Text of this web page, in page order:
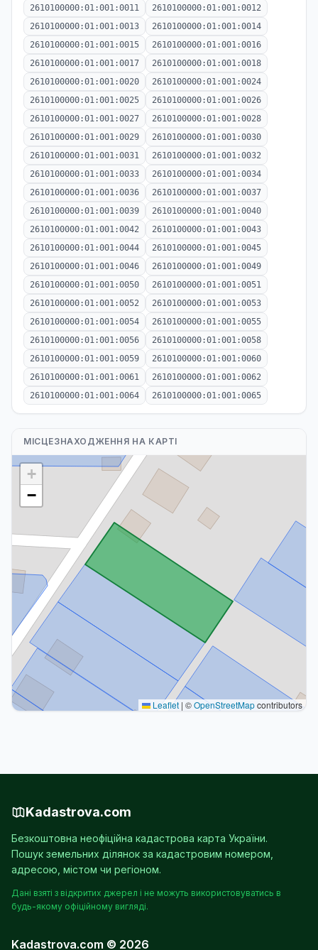
2610100000:01:001:0011
2610100000:01:001:0012
2610100000:01:001:0013
2610100000:01:001:0014
2610100000:01:001:0015
2610100000:01:001:0016
2610100000:01:001:0017
2610100000:01:001:0018
2610100000:01:001:0020
2610100000:01:001:0024
2610100000:01:001:0025
2610100000:01:001:0026
2610100000:01:001:0027
2610100000:01:001:0028
2610100000:01:001:0029
2610100000:01:001:0030
2610100000:01:001:0031
2610100000:01:001:0032
2610100000:01:001:0033
2610100000:01:001:0034
2610100000:01:001:0036
2610100000:01:001:0037
2610100000:01:001:0039
2610100000:01:001:0040
2610100000:01:001:0042
2610100000:01:001:0043
2610100000:01:001:0044
2610100000:01:001:0045
2610100000:01:001:0046
2610100000:01:001:0049
2610100000:01:001:0050
2610100000:01:001:0051
2610100000:01:001:0052
2610100000:01:001:0053
2610100000:01:001:0054
2610100000:01:001:0055
2610100000:01:001:0056
2610100000:01:001:0058
2610100000:01:001:0059
2610100000:01:001:0060
2610100000:01:001:0061
2610100000:01:001:0062
2610100000:01:001:0064
2610100000:01:001:0065
МІСЦЕЗНАХОДЖЕННЯ НА КАРТІ
+
−
Leaflet | ©OpenStreetMapcontributors
Kadastrova.com
Безкоштовна неофіційна кадастрова карта України.
Пошук земельних ділянок за кадастровим номером,
адресою, містом чи регіоном.
Дані взяті з відкритих джерел і не можуть використовуватись в
будь-якому офіційному вигляді.
Kadastrova.com © 2026